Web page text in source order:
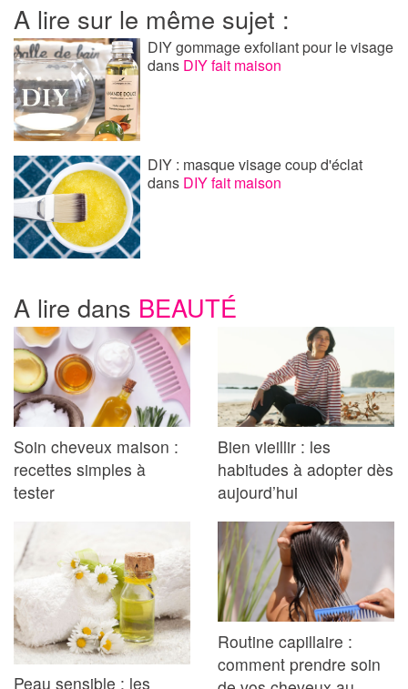
A lire sur le même sujet :
DIY gommage exfoliant pour le visage
dans DIY fait maison
DIY : masque visage coup d'éclat
dans DIY fait maison
A lire dans BEAUTÉ
Soin cheveux maison :
recettes simples à
tester
Bien vieillir : les
habitudes à adopter dès
aujourd’hui
Peau sensible : les
Routine capillaire :
comment prendre soin